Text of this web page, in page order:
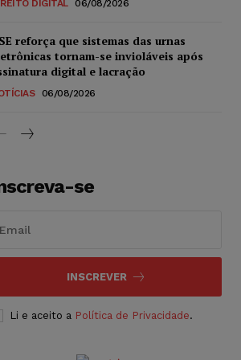
DIGITAL 06/08/2026
reforça que sistemas das urnas
tornam-se invioláveis após
digital e lacração
06/08/2026
se
INSCREVER
Li e aceito a Política de Privacidade.